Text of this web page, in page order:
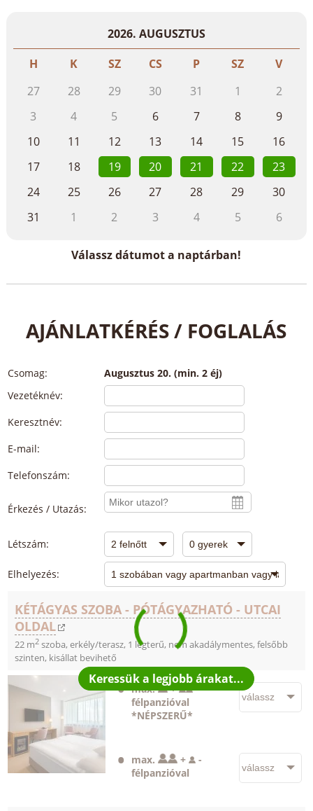
2026. AUGUSZTUS
H
K SZ CS P SZ
V
27
28 29 30 31 1
2
3
4 5 6 7 8
9
10
11 12 13 14 15
16
17
18 19 20 21 22
23
24
25 26 27 28 29
30
31
1 2 3 4 5 6
Válassz dátumot a naptárban!
AJÁNLATKÉRÉS / FOGLALÁS
Csomag:
Augusztus 20. (min. 2 éj)
Vezetéknév:
Keresztnév:
E-mail:
Telefonszám:
Érkezés / Utazás:
Létszám:
Elhelyezés:
KÉTÁGYAS SZOBA - PÓTÁGYAZHATÓ - UTCAI
OLDAL
22 m2szoba, erkély/terasz, 1 légterű, nem akadálymentes, felsőbb
szinten, kisállat bevihető
max. +
-
félpanzióval
*NÉPSZERŰ*
max. +
-
félpanzióval